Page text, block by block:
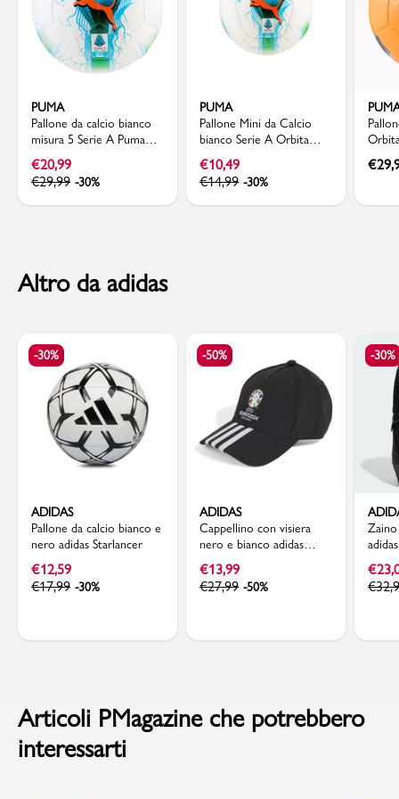
PUMA
Pallone da calcio bianco
misura 5 Serie A Puma
Orbita
€20,99
€29,99 -30%
PUMA
Pallone Mini da Calcio
bianco Serie A Orbita
Puma
€10,49
€14,99 -30%
€
Altro da adidas
-30%
ADIDAS
Pallone da calcio bianco e
nero adidas Starlancer
€12,59
€17,99 -30%
-50%
ADIDAS
Cappellino con visiera
nero e bianco adidas
UEFA EURO24 Official
Emblem
€13,99
€27,99 -50%
-30%
€
€
Articoli PMagazine che potrebbero
interessarti